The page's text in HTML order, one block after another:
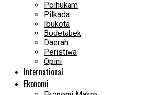
Polhukam
Pilkada
Ibukota
Bodetabek
Daerah
Peristiwa
Opini
International
Ekonomi